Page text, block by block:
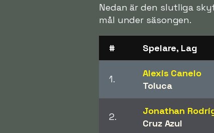
Nedan är den slutliga
mål under säsongen.
# Spelare, Lag
1.
Alexis Canelo
Toluca
2.
Jonathan
Cruz Azul